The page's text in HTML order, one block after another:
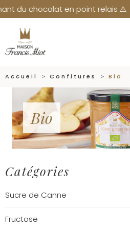
en point relais ⚠️
Accueil Confitures Bio
Bio
Catégories
Sucre de Canne
Fructose